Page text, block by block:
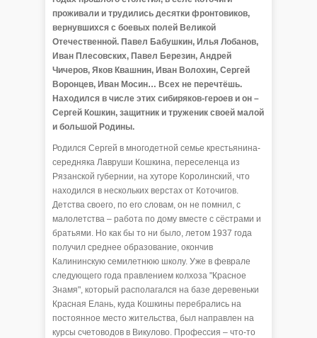
проживали и трудились десятки фронтовиков,
вернувшихся с боевых полей Великой
Отечественной. Павел Бабушкин, Илья Лобанов,
Иван Плесовских, Павел Березин, Андрей
Чичеров, Яков Квашнин, Иван Волохин, Сергей
Воронцев, Иван Мосин… Всех не перечтёшь.
Находился в числе этих сибиряков-героев и он –
Сергей Кошкин, защитник и труженик своей малой
и большой Родины.
Родился Сергей в многодетной семье крестьянина-
середняка Лавруши Кошкина, переселенца из
Рязанской губернии, на хуторе Королинский, что
находился в нескольких верстах от Коточигов.
Детства своего, по его словам, он не помнил, с
малолетства – работа по дому вместе с сёстрами и
братьями. Но как бы то ни было, летом 1937 года
получил среднее образование, окончив
Калининскую семилетнюю школу. Уже в феврале
следующего года правлением колхоза "Красное
Знамя", который располагался на базе деревеньки
Красная Елань, куда Кошкины перебрались на
постоянное место жительства, был направлен на
курсы счетоводов в Викулово. Профессия – что-то